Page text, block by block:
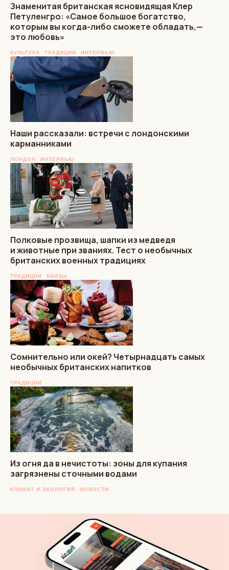
Знаменитая британская ясновидящая Клер
Петуленгро: «Самое большое богатство,
которым вы когда-либо сможете обладать,—
это любовь»
КУЛЬТУРА ТРАДИЦИИ ИНТЕРВЬЮ
Наши рассказали: встречи с лондонскими
карманниками
ЛОНДОН ИНТЕРВЬЮ
Полковые прозвища, шапки из медведя
и животные при званиях. Тест о необычных
британских военных традициях
ТРАДИЦИИ КВИЗЫ
Сомнительно или окей? Четырнадцать самых
необычных британских напитков
ТРАДИЦИИ
Из огня да в нечистоты: зоны для купания
загрязнены сточными водами
КЛИМАТ И ЭКОЛОГИЯ НОВОСТИ